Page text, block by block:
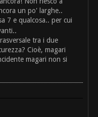
un po' larghe..
7 e qualcosa.. per cui
tra i due
Cioè, magari
magari non si